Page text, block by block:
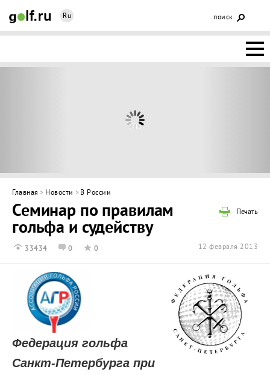
Ru поиск
ГОЛЬФ-
ИНТЕРАКТИВ
Главная > Новости > В России
Печать
Семинар по правилам
гольфа и судейству
33434 0 0 12 февраля 2013
Федерация гольфа
Санкт-Петербурга при